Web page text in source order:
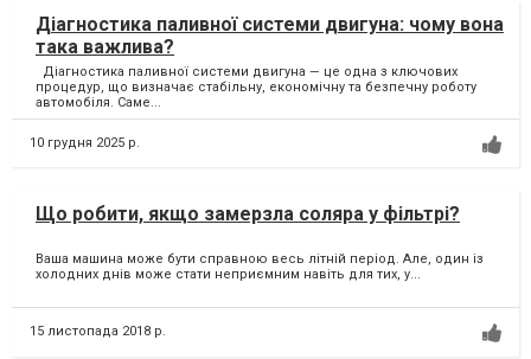
Діагностика паливної системи двигуна: чому вона
така важлива?
Діагностика паливної системи двигуна — це одна з ключових
процедур, що визначає стабільну, економічну та безпечну роботу
автомобіля. Саме...
10 грудня 2025 р.
Що робити, якщо замерзла соляра у фільтрі?
Ваша машина може бути справною весь літній період. Але, один із
холодних днів може стати неприємним навіть для тих, у...
15 листопада 2018 р.